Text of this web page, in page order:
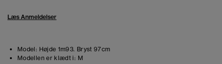
Læs Anmeldelser
Model: Højde 1m93. Bryst 97cm
Modellen er klædt i: M